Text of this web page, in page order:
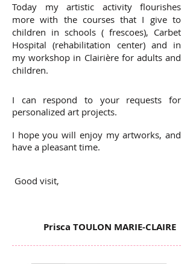
Today my artistic activity flourishes
more with the courses that I give to
children in schools ( frescoes), Carbet
Hospital (rehabilitation center) and in
my workshop in Clairière for adults and
children.
I can respond to your requests for
personalized art projects.
I hope you will enjoy my artworks, and
have a pleasant time.
Good visit,
Prisca TOULON MARIE-CLAIRE